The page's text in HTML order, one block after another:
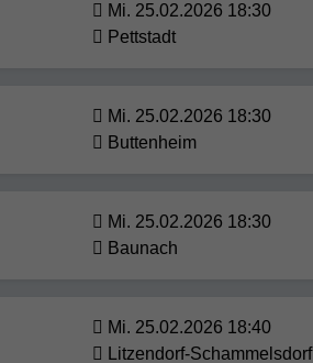
Mi. 25.02.2026 18:30
Pettstadt
Mi. 25.02.2026 18:30
Buttenheim
Mi. 25.02.2026 18:30
Baunach
Mi. 25.02.2026 18:40
Litzendorf-Schammelsdorf